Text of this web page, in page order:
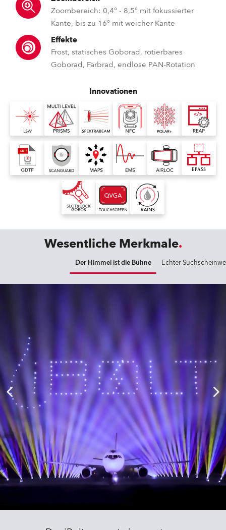
Zoombereich: 0,4° - 8,5° mit fokussierter
Kante, bis zu 16° mit weicher Kante
Effekte
Frost, statisches Goborad, rotierbares
Goborad, Farbrad, endlose PAN-Rotation
Innovationen
Wesentliche Merkmale
Der Himmel ist die Bühne Echter